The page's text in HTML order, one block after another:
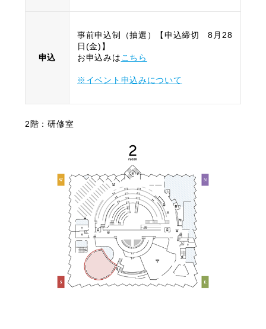
申込
事前申込制（抽選）【申込締切 8月28
日(金)】
お申込みは こちら
※イベント申込みについて
2階：研修室